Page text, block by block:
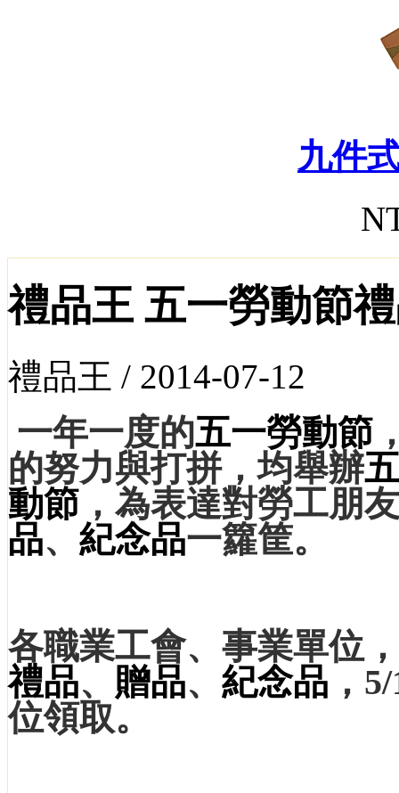
九件
禮品王 五一勞動節
禮品王 / 2014-07-12
一年一度的五一勞動節
的努力與打拼，均舉辦
動節 ，為表達對勞工朋
品、 紀念品一籮筐。
各職業工會、事業單位
禮品、 贈品、 紀念品 ，
位領取。